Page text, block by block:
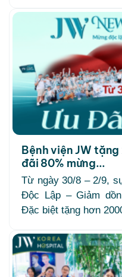
Bệnh viện JW
đãi 80% mừng...
Từ ngày 30/8 – 2/9,
Độc Lập – Giảm
Đặc biệt tặng hơn